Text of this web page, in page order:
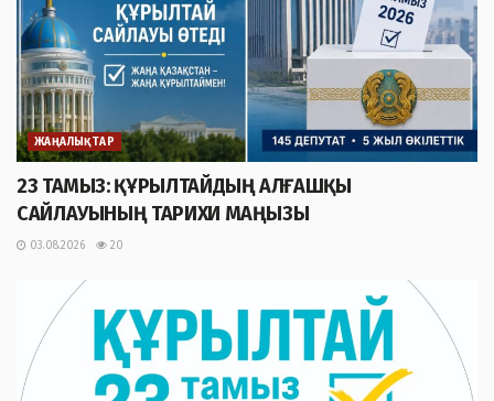
ЖАҢАЛЫҚТАР
23 ТАМЫЗ: ҚҰРЫЛТАЙДЫҢ АЛҒАШҚЫ
САЙЛАУЫНЫҢ ТАРИХИ МАҢЫЗЫ
03.08.2026 20